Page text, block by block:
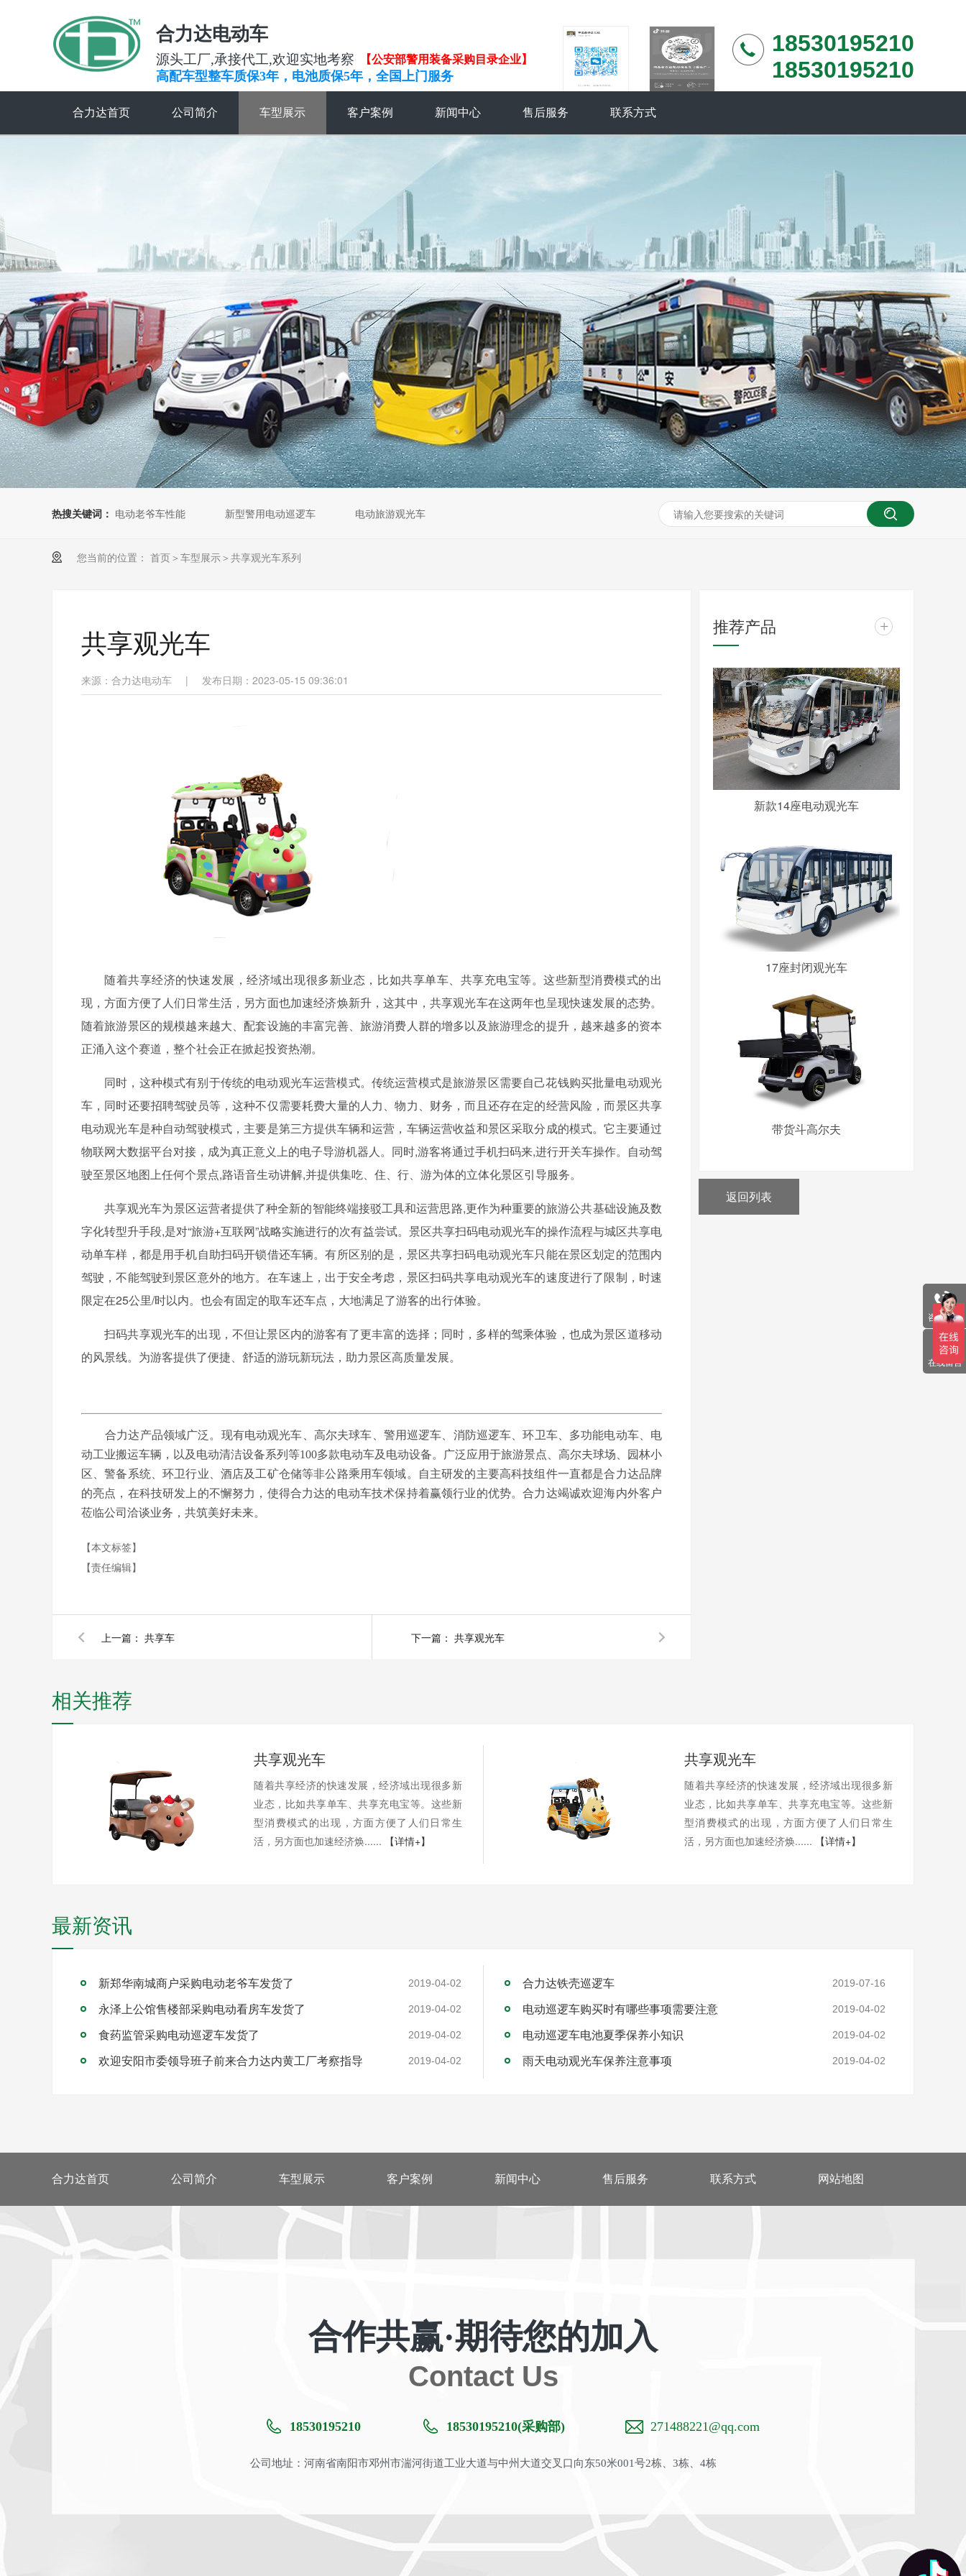
合力达电动车
源头工厂,承接代工,欢迎实地考察
18530195210
18530195210
【公安部警用装备采购目录企业】
高配车型整车质保3年，电池质保5年，全国上门服务
合力达首页 公司简介 车型展示 客户案例 新闻中心 售后服务 联系方式
热搜关键词： 电动老爷车性能 新型警用电动巡逻车 电动旅游观光车
您当前的位置： 首页＞ 车型展示＞ 共享观光车系列
共享观光车
来源：合力达电动车 | 发布日期：2023-05-15 09:36:01
随着共享经济的快速发展，经济域出现很多新业态，比如共享单车、共享充电宝等。这些新型消费模式的出
现，方面方便了人们日常生活，另方面也加速经济焕新升，这其中，共享观光车在这两年也呈现快速发展的态势。
随着旅游景区的规模越来越大、配套设施的丰富完善、旅游消费人群的增多以及旅游理念的提升，越来越多的资本
正涌入这个赛道，整个社会正在掀起投资热潮。
同时，这种模式有别于传统的电动观光车运营模式。传统运营模式是旅游景区需要自己花钱购买批量电动观光
车，同时还要招聘驾驶员等，这种不仅需要耗费大量的人力、物力、财务，而且还存在定的经营风险，而景区共享
电动观光车是种自动驾驶模式，主要是第三方提供车辆和运营，车辆运营收益和景区采取分成的模式。它主要通过
物联网大数据平台对接，成为真正意义上的电子导游机器人。同时,游客将通过手机扫码来,进行开关车操作。自动驾
驶至景区地图上任何个景点,路语音生动讲解,并提供集吃、住、行、游为体的立体化景区引导服务。
共享观光车为景区运营者提供了种全新的智能终端接驳工具和运营思路,更作为种重要的旅游公共基础设施及数
字化转型升手段,是对“旅游+互联网”战略实施进行的次有益尝试。景区共享扫码电动观光车的操作流程与城区共享电
动单车样，都是用手机自助扫码开锁借还车辆。有所区别的是，景区共享扫码电动观光车只能在景区划定的范围内
驾驶，不能驾驶到景区意外的地方。在车速上，出于安全考虑，景区扫码共享电动观光车的速度进行了限制，时速
限定在25公里/时以内。也会有固定的取车还车点，大地满足了游客的出行体验。
扫码共享观光车的出现，不但让景区内的游客有了更丰富的选择；同时，多样的驾乘体验，也成为景区道移动
的风景线。为游客提供了便捷、舒适的游玩新玩法，助力景区高质量发展。
合力达产品领域广泛。现有电动观光车、高尔夫球车、警用巡逻车、消防巡逻车、环卫车、多功能电动车、电
动工业搬运车辆，以及电动清洁设备系列等100多款电动车及电动设备。广泛应用于旅游景点、高尔夫球场、园林小
区、警备系统、环卫行业、酒店及工矿仓储等非公路乘用车领域。自主研发的主要高科技组件一直都是合力达品牌
的亮点，在科技研发上的不懈努力，使得合力达的电动车技术保持着赢领行业的优势。合力达竭诚欢迎海内外客户
莅临公司洽谈业务，共筑美好未来。
【本文标签】
【责任编辑】
上一篇： 共享车 下一篇： 共享观光车
推荐产品 +
新款14座电动观光车
17座封闭观光车
带货斗高尔夫
返回列表
相关推荐
共享观光车
随着共享经济的快速发展，经济域出现很多新
业态，比如共享单车、共享充电宝等。这些新
型消费模式的出现，方面方便了人们日常生
活，另方面也加速经济焕......
【详情+】
共享观光车
随着共享经济的快速发展，经济域出现很多新
业态，比如共享单车、共享充电宝等。这些新
型消费模式的出现，方面方便了人们日常生
活，另方面也加速经济焕......
【详情+】
最新资讯
新郑华南城商户采购电动老爷车发货了 2019-04-02
永泽上公馆售楼部采购电动看房车发货了 2019-04-02
食药监管采购电动巡逻车发货了 2019-04-02
欢迎安阳市委领导班子前来合力达内黄工厂考察指导 2019-04-02
合力达铁壳巡逻车 2019-07-16
电动巡逻车购买时有哪些事项需要注意 2019-04-02
电动巡逻车电池夏季保养小知识 2019-04-02
雨天电动观光车保养注意事项 2019-04-02
合力达首页 公司简介 车型展示 客户案例 新闻中心 售后服务 联系方式 网站地图
合作共赢·期待您的加入
Contact Us
18530195210 18530195210(采购部) 271488221@qq.com
公司地址：河南省南阳市邓州市湍河街道工业大道与中州大道交叉口向东50米001号2栋、3栋、4栋
咨询电话
在线留言